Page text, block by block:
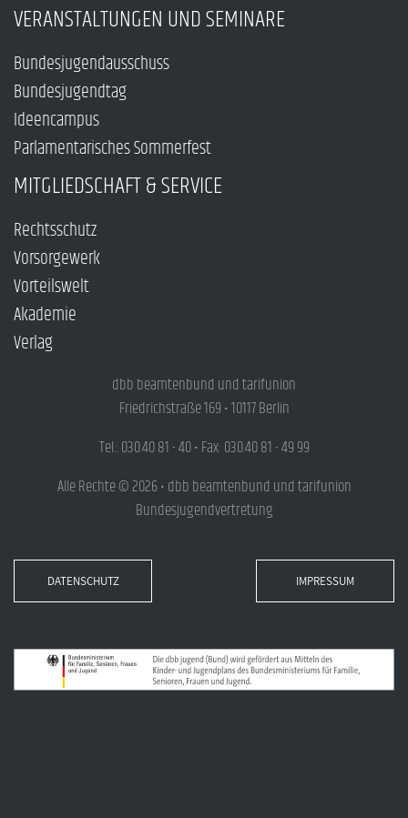
VERANSTALTUNGEN UND SEMINARE
Bundesjugendausschuss
Bundesjugendtag
Ideencampus
Parlamentarisches Sommerfest
MITGLIEDSCHAFT & SERVICE
Rechtsschutz
Vorsorgewerk
Vorteilswelt
Akademie
Verlag
dbb beamtenbund und tarifunion
Friedrichstraße 169 • 10117 Berlin
Tel.: 030.40 81 - 40 • Fax: 030.40 81 - 49 99
Alle Rechte © 2026 • dbb beamtenbund und tarifunion
Bundesjugendvertretung
DATENSCHUTZ IMPRESSUM